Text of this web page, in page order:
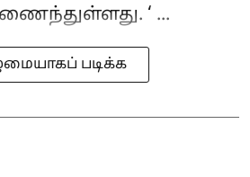
‘ ...
படிக்க